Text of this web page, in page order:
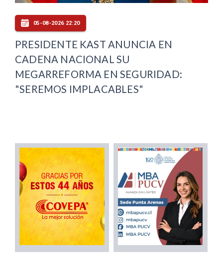
05-08-2026 22:20
PRESIDENTE KAST ANUNCIA EN
CADENA NACIONAL SU
MEGARREFORMA EN SEGURIDAD:
"SEREMOS IMPLACABLES"